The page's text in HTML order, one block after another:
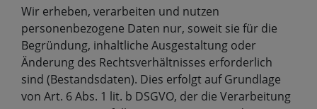
Wir erheben, verarbeiten und nutzen
personenbezogene Daten nur, soweit sie für die
Begründung, inhaltliche Ausgestaltung oder
Änderung des Rechtsverhältnisses erforderlich
sind (Bestandsdaten). Dies erfolgt auf Grundlage
von Art. 6 Abs. 1 lit. b DSGVO, der die Verarbeitung